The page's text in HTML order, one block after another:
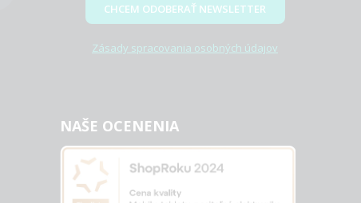
CHCEM ODOBERAŤ NEWSLETTER
Zásady spracovania osobných údajov
NAŠE OCENENIA